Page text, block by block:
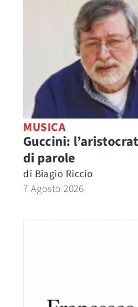
MUSICA
Guccini:
di parole
di Biagio Riccio
7 Agosto 2026